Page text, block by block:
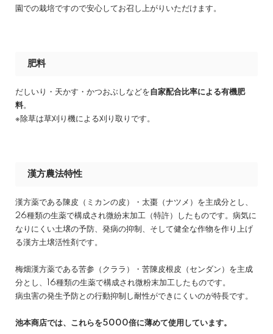
園での栽培ですので安心してお召し上がりいただけます。
肥料
だしいり・天かす・かつおぶしなどを 自家配合比率による有機肥
料。
※除草は草刈り機による刈り取りです。
漢方農法特性
漢方薬である陳皮（ミカンの皮）・太棗（ナツメ）を主成分とし、
26種類の生薬で構成され微紛末加工（特許）したものです。病気に
なりにくい土壌の予防、発病の抑制、そして健全な作物を作り上げ
る漢方土壌活性剤です。
梅畑漢方薬である苦参（クララ）・苦陳皮根皮（センダン）を主成
分とし、16種類の生薬で構成され微粉末加工したものです。
病虫害の発生予防との行動抑制し耐性ができにくいのが特長です。
池本商店では、これらを5000倍に薄めて使用しています。